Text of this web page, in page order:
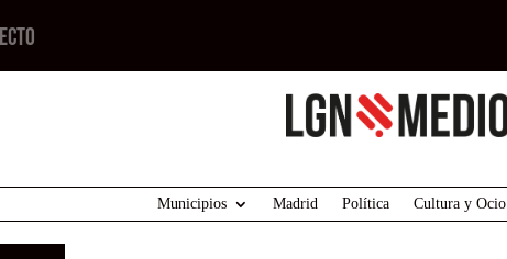
Municipios Madrid Política Cultura y Ocio